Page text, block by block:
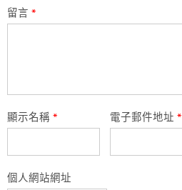
留言 *
顯示名稱 * 電子郵件地址*
個人網站網址